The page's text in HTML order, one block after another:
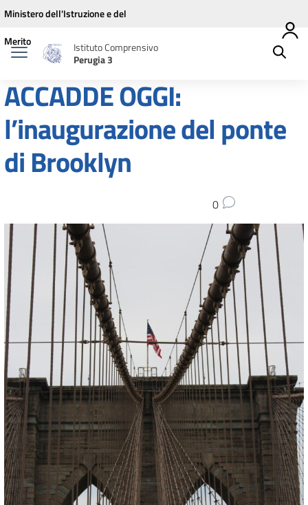
Vai ai contenuti
Vai al menu di navigazione
Vai al footer
Ministero dell'Istruzione e del
Merito
Istituto Comprensivo
Perugia 3
ACCADDE OGGI:
l’inaugurazione del ponte
di Brooklyn
0